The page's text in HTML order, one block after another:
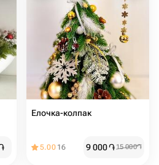
Елочка-колпак
5.00 16 9 000֏15 000֏